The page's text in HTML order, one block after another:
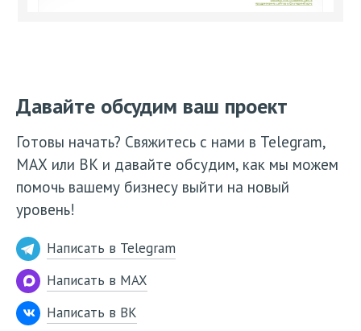
Давайте обсудим ваш проект
Готовы начать? Свяжитесь с нами в Telegram,
МАХ или ВК и давайте обсудим, как мы можем
помочь вашему бизнесу выйти на новый
уровень!
Написать в Telegram
Написать в MAX
Написать в ВК